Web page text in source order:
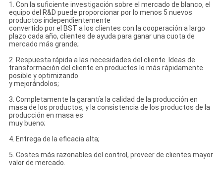
1. Con la suficiente investigación sobre el mercado de blanco, el
equipo del R&D puede proporcionar por lo menos 5 nuevos
productos independientemente
convertido por el BST a los clientes con la cooperación a largo
plazo cada año, clientes de ayuda para ganar una cuota de
mercado más grande;
2. Respuesta rápida a las necesidades del cliente. Ideas de
transformación del cliente en productos lo más rápidamente
posible y optimizando
y mejorándolos;
3. Completamente la garantía la calidad de la producción en
masa de los productos, y la consistencia de los productos de la
producción en masa es
muy bueno;
4. Entrega de la eficacia alta;
5. Costes más razonables del control, proveer de clientes mayor
valor de mercado.